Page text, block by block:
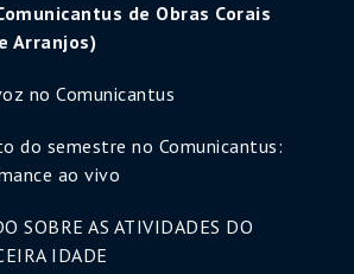
de Obras Corais
Arranjos)
no Comunicantus
do semestre no Comunicantus:
ao vivo
SOBRE AS ATIVIDADES DO
IDADE